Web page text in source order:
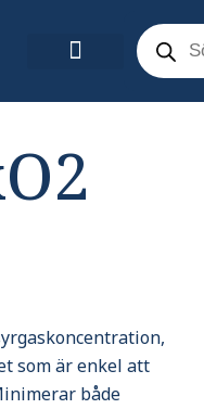
Products
search
som är enkel att
både